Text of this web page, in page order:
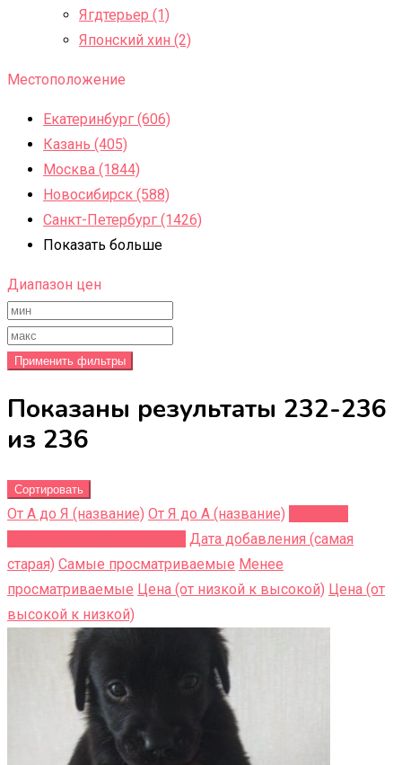
Ягдтерьер (1)
Японский хин (2)
Местоположение
Екатеринбург (606)
Казань (405)
Москва (1844)
Новосибирск (588)
Санкт-Петербург (1426)
Показать больше
Диапазон цен
Применить фильтры
Показаны результаты 232-236
из 236
Сортировать
От А до Я (название) От Я до A (название)
Дата добавления (самая
старая) Самые просматриваемые Менее
просматриваемые Цена (от низкой к высокой) Цена (от
высокой к низкой)